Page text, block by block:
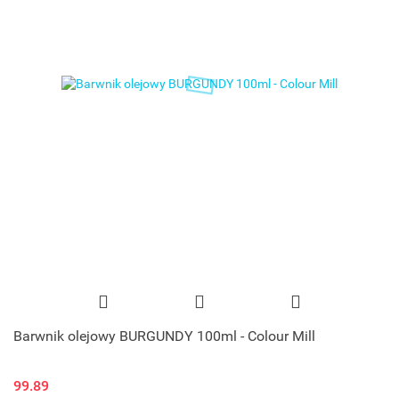
Barwnik olejowy BURGUNDY 100ml - Colour Mill
99.89